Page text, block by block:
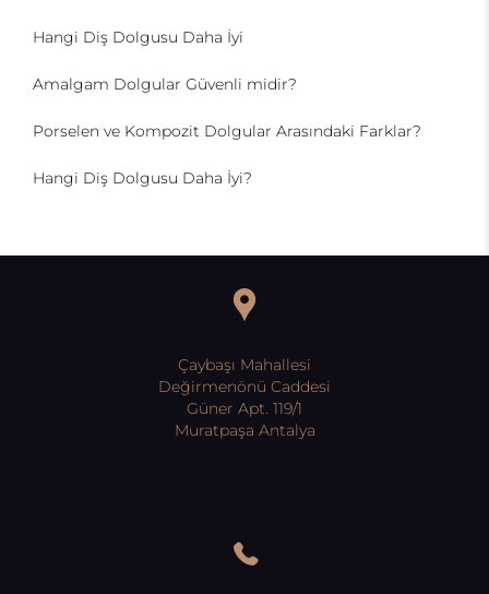
Hangi Diş Dolgusu Daha İyi
Amalgam Dolgular Güvenli midir?
Porselen ve Kompozit Dolgular Arasındaki Farklar?
Hangi Diş Dolgusu Daha İyi?
Çaybaşı Mahallesi
Değirmenönü Caddesi
Güner Apt. 119/1
Muratpaşa Antalya